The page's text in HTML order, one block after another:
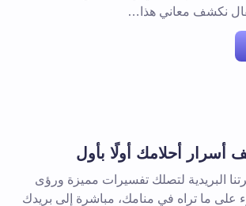
نكشف معاني هذا…
أسرار أحلامك أولًا بأول
البريدية لتصلك تفسيرات مميزة ورؤى
على ما تراه في منامك، مباشرة إلى بريدك